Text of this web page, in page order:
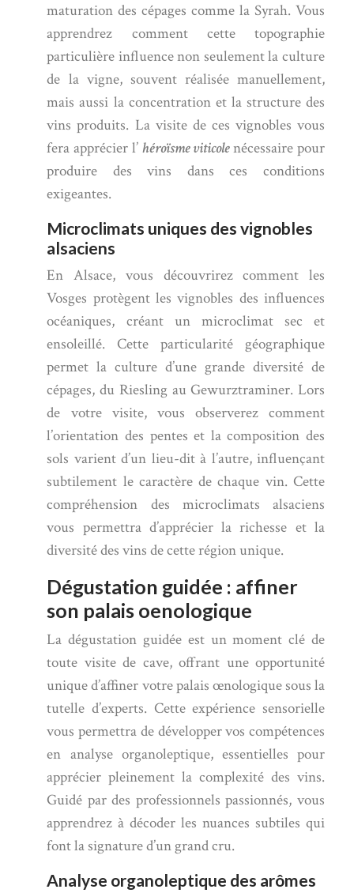
maturation des cépages comme la Syrah. Vous
apprendrez comment cette topographie
particulière influence non seulement la culture
de la vigne, souvent réalisée manuellement,
mais aussi la concentration et la structure des
vins produits. La visite de ces vignobles vous
fera apprécier l’ héroïsme viticolenécessaire pour
produire des vins dans ces conditions
exigeantes.
Microclimats uniques des vignobles
alsaciens
En Alsace, vous découvrirez comment les
Vosges protègent les vignobles des influences
océaniques, créant un microclimat sec et
ensoleillé. Cette particularité géographique
permet la culture d’une grande diversité de
cépages, du Riesling au Gewurztraminer. Lors
de votre visite, vous observerez comment
l’orientation des pentes et la composition des
sols varient d’un lieu-dit à l’autre, influençant
subtilement le caractère de chaque vin. Cette
compréhension des microclimats alsaciens
vous permettra d’apprécier la richesse et la
diversité des vins de cette région unique.
Dégustation guidée : affiner
son palais oenologique
La dégustation guidée est un moment clé de
toute visite de cave, offrant une opportunité
unique d’affiner votre palais œnologique sous la
tutelle d’experts. Cette expérience sensorielle
vous permettra de développer vos compétences
en analyse organoleptique, essentielles pour
apprécier pleinement la complexité des vins.
Guidé par des professionnels passionnés, vous
apprendrez à décoder les nuances subtiles qui
font la signature d’un grand cru.
Analyse organoleptique des arômes